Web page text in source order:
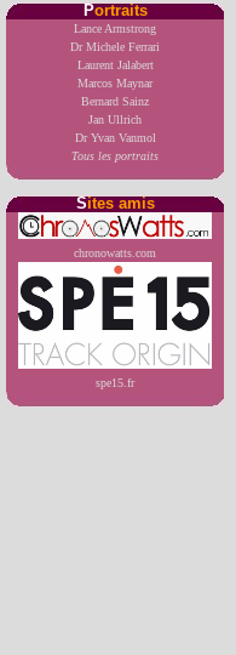
Portraits
Lance Armstrong
Dr Michele Ferrari
Laurent Jalabert
Marcos Maynar
Bernard Sainz
Jan Ullrich
Dr Yvan Vanmol
Tous les portraits
Sites amis
chronowatts.com
spe15.fr